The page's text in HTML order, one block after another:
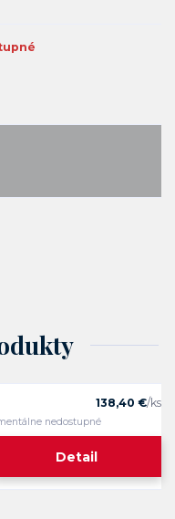
138,40 €/ks
nedostupné
Detail